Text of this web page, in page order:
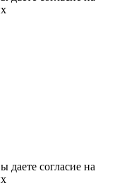
даете согласие на